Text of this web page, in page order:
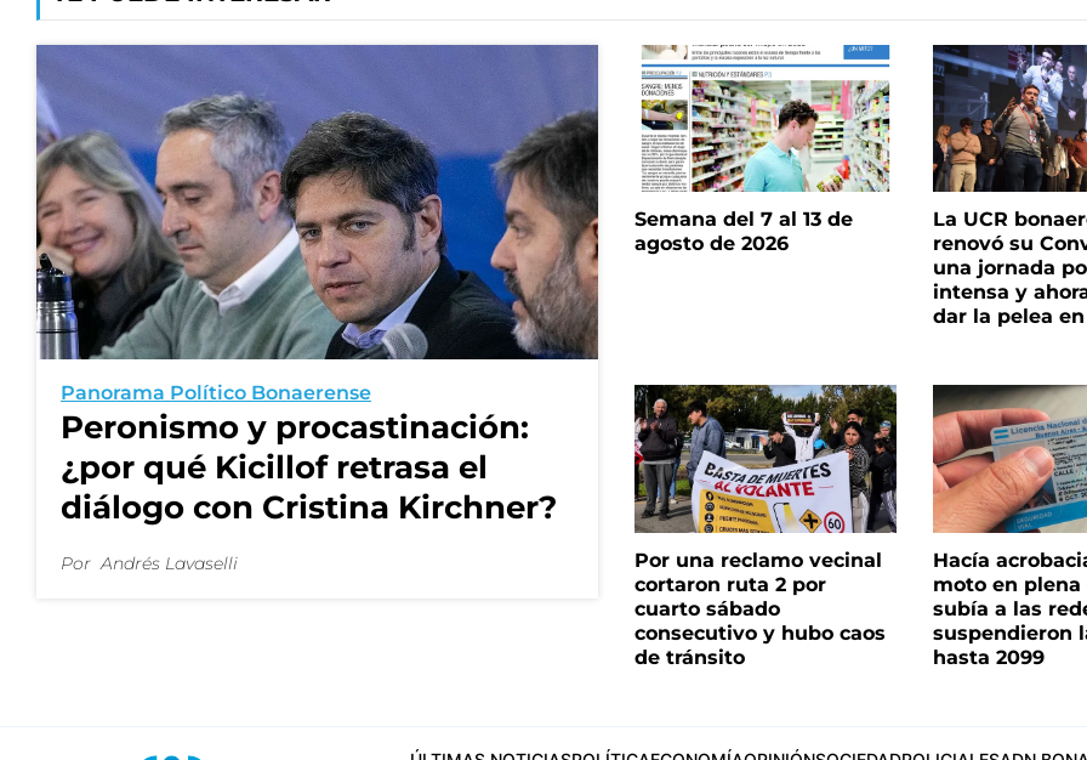
Panorama Político Bonaerense
Peronismo y procastinación:
¿por qué Kicillof retrasa el
diálogo con Cristina Kirchner?
Por Andrés Lavaselli
Semana del 7 al 13 de
agosto de 2026
La UCR
renovó su
una jornada
intensa y
dar la pelea en
Por una reclamo vecinal
cortaron ruta 2 por
cuarto sábado
consecutivo y hubo caos
de tránsito
Hacía
moto en plena
subía a las
suspendieron
hasta 2099